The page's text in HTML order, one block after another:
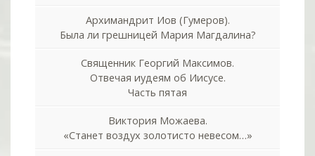
Архимандрит Иов (Гумеров).
Была ли грешницей Мария Магдалина?
Священник Георгий Максимов.
Отвечая иудеям об Иисусе.
Часть пятая
Виктория Можаева.
«Станет воздух золотисто невесом…»